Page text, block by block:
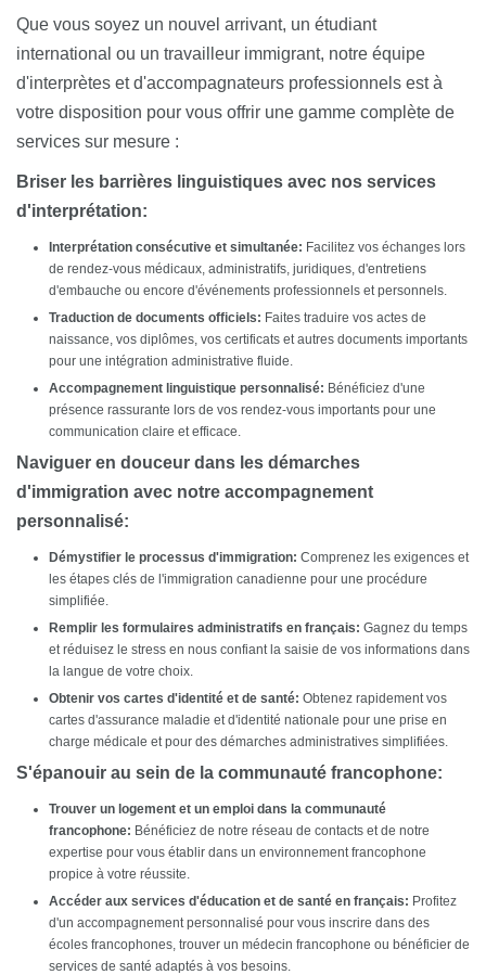
Que vous soyez un nouvel arrivant, un étudiant
international ou un travailleur immigrant, notre équipe
d'interprètes et d'accompagnateurs professionnels est à
votre disposition pour vous offrir une gamme complète de
services sur mesure :
Briser les barrières linguistiques avec nos services
d'interprétation:
Interprétation consécutive et simultanée: Facilitez vos échanges lors
de rendez-vous médicaux, administratifs, juridiques, d'entretiens
d'embauche ou encore d'événements professionnels et personnels.
Traduction de documents officiels: Faites traduire vos actes de
naissance, vos diplômes, vos certificats et autres documents importants
pour une intégration administrative fluide.
Accompagnement linguistique personnalisé: Bénéficiez d'une
présence rassurante lors de vos rendez-vous importants pour une
communication claire et efficace.
Naviguer en douceur dans les démarches
d'immigration avec notre accompagnement
personnalisé:
Démystifier le processus d'immigration: Comprenez les exigences et
les étapes clés de l'immigration canadienne pour une procédure
simplifiée.
Remplir les formulaires administratifs en français: Gagnez du temps
et réduisez le stress en nous confiant la saisie de vos informations dans
la langue de votre choix.
Obtenir vos cartes d'identité et de santé: Obtenez rapidement vos
cartes d'assurance maladie et d'identité nationale pour une prise en
charge médicale et pour des démarches administratives simplifiées.
S'épanouir au sein de la communauté francophone:
Trouver un logement et un emploi dans la communauté
francophone: Bénéficiez de notre réseau de contacts et de notre
expertise pour vous établir dans un environnement francophone
propice à votre réussite.
Accéder aux services d'éducation et de santé en français: Profitez
d'un accompagnement personnalisé pour vous inscrire dans des
écoles francophones, trouver un médecin francophone ou bénéficier de
services de santé adaptés à vos besoins.